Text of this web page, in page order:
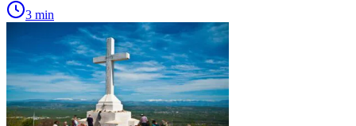
3 min